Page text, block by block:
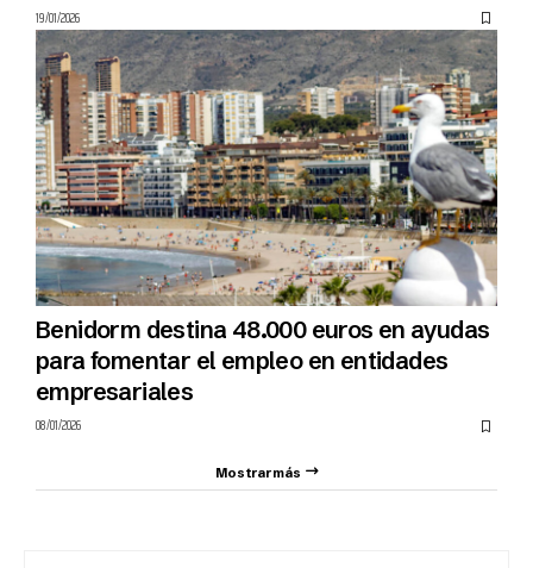
19/01/2026
Benidorm destina 48.000 euros en ayudas
para fomentar el empleo en entidades
empresariales
08/01/2026
Mostrar más